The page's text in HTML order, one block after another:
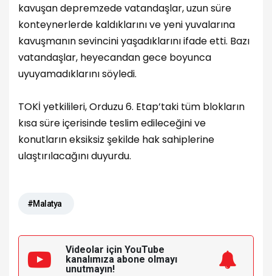
kavuşan depremzede vatandaşlar, uzun süre
konteynerlerde kaldıklarını ve yeni yuvalarına
kavuşmanın sevincini yaşadıklarını ifade etti. Bazı
vatandaşlar, heyecandan gece boyunca
uyuyamadıklarını söyledi.
TOKİ yetkilileri, Orduzu 6. Etap’taki tüm blokların
kısa süre içerisinde teslim edileceğini ve
konutların eksiksiz şekilde hak sahiplerine
ulaştırılacağını duyurdu.
#Malatya
Videolar için YouTube
kanalımıza abone olmayı
unutmayın!